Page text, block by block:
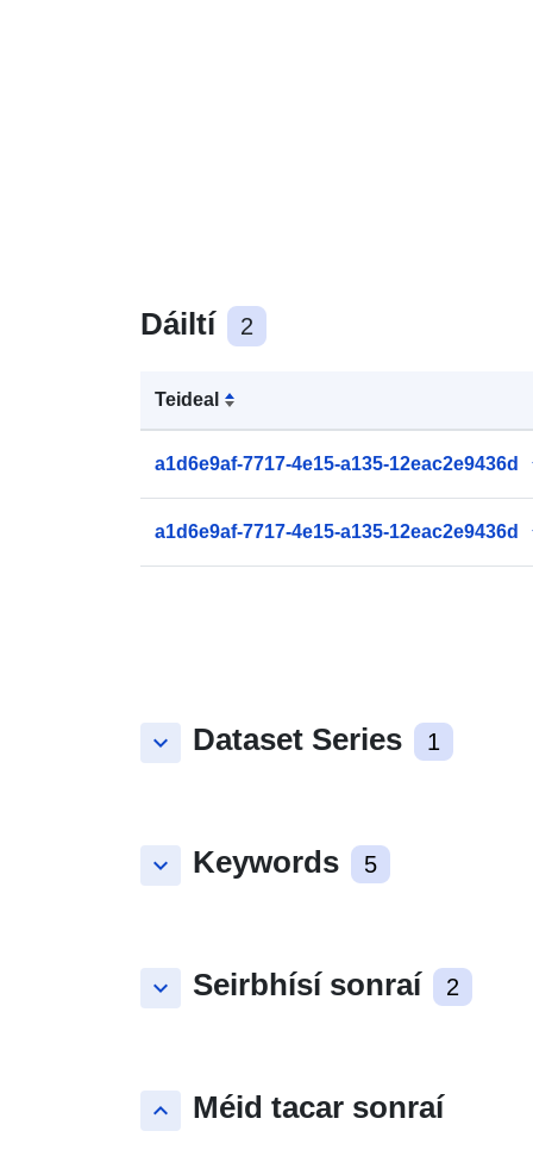
Dáiltí 2
Teideal
a1d6e9af-7717-4e15-a135-12eac2e9436d
a1d6e9af-7717-4e15-a135-12eac2e9436d
keyboard_arrow_down Dataset Series 1
keyboard_arrow_down Keywords 5
keyboard_arrow_down Seirbhísí sonraí 2
keyboard_arrow_up Méid tacar sonraí